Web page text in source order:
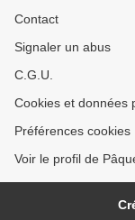
Contact
Signaler un abus
C.G.U.
Cookies et données
Préférences cookies
Voir le profil de